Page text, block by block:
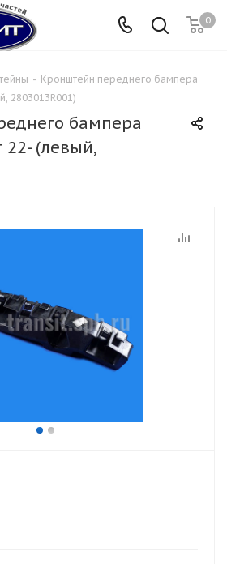
0
- Кронштейн переднего бампера
2803013R001)
бампера
22- (левый,